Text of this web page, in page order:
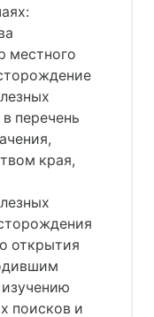
местного
перечень
края,
открытия
поисков и